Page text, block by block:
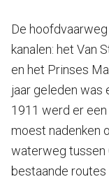
De
kanalen: het Van
en het Prinses
jaar geleden was
1911 werd er
moest nadenken
waterweg tussen
bestaande